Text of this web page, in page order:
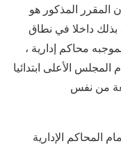
المقرر المذكور هو
داخلا في نطاق
90 . 41 المحدثة بموجبه محاكم إدارية ،
الأعلى ابتدائيا
من نفس
المحاكم الإدارية